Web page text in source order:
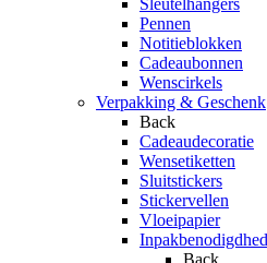
Sleutelhangers
Pennen
Notitieblokken
Cadeaubonnen
Wenscirkels
Verpakking & Geschenk
Back
Cadeaudecoratie
Wensetiketten
Sluitstickers
Stickervellen
Vloeipapier
Back